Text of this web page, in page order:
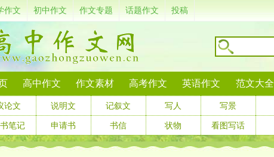
作文 初中作文 作文专题 话题作文 投稿
高中作文 作文素材 高考作文 英语作文 范文大全
论文 说明文 记叙文 写人 写景
笔记 申请书 书信 状物 看图写话